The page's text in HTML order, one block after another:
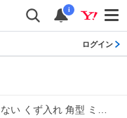
i
ログイン